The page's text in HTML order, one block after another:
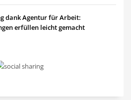
dank Agentur für Arbeit:
erfüllen leicht gemacht